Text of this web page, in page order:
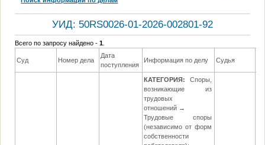
УИД: 50RS0026-01-2026-002801-92
Всего по запросу найдено -1
Суд Номер дела
Дата
поступления
Информация по делу Судья
КАТЕГОРИЯ:
Споры,
возникающие из
трудовых
отношений →
Трудовые споры
(независимо от форм
собственности